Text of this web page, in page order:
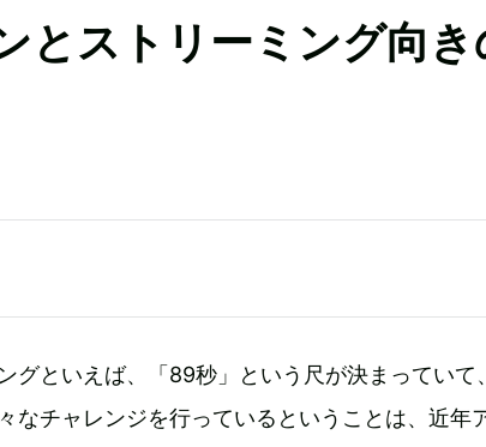
とストリーミング向き
グといえば、「89秒」という尺が決まっていて
なチャレンジを行っているということは、近年